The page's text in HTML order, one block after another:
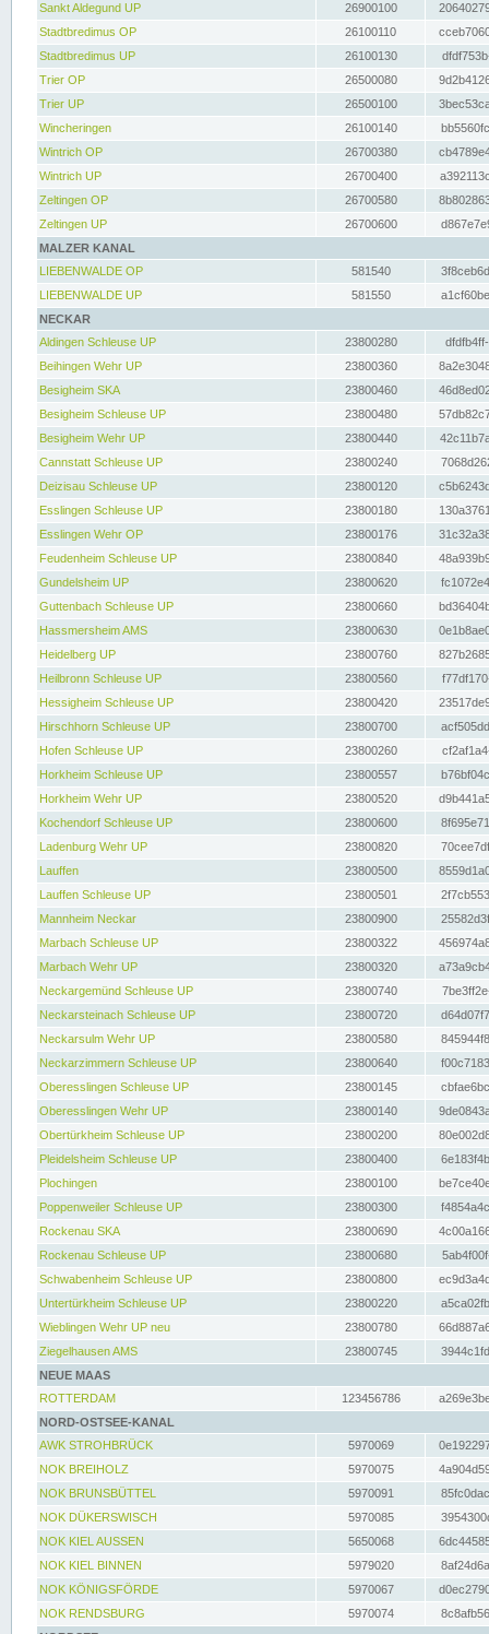
Sankt Aldegund UP
26900100
Stadtbredimus OP
26100110
Stadtbredimus UP
26100130
Trier OP
26500080
Trier UP
26500100
Wincheringen
26100140
Wintrich OP
26700380
Wintrich UP
26700400
Zeltingen OP
26700580
Zeltingen UP
26700600
MALZER KANAL
LIEBENWALDE OP
581540
LIEBENWALDE UP
581550
NECKAR
Aldingen Schleuse UP
23800280
Beihingen Wehr UP
23800360
Besigheim SKA
23800460
Besigheim Schleuse UP
23800480
Besigheim Wehr UP
23800440
Cannstatt Schleuse UP
23800240
Deizisau Schleuse UP
23800120
Esslingen Schleuse UP
23800180
Esslingen Wehr OP
23800176
Feudenheim Schleuse UP
23800840
Gundelsheim UP
23800620
Guttenbach Schleuse UP
23800660
Hassmersheim AMS
23800630
Heidelberg UP
23800760
Heilbronn Schleuse UP
23800560
Hessigheim Schleuse UP
23800420
Hirschhorn Schleuse UP
23800700
Hofen Schleuse UP
23800260
Horkheim Schleuse UP
23800557
Horkheim Wehr UP
23800520
Kochendorf Schleuse UP
23800600
Ladenburg Wehr UP
23800820
Lauffen
23800500
Lauffen Schleuse UP
23800501
Mannheim Neckar
23800900
Marbach Schleuse UP
23800322
Marbach Wehr UP
23800320
Neckargemünd Schleuse UP
23800740
Neckarsteinach Schleuse UP
23800720
Neckarsulm Wehr UP
23800580
Neckarzimmern Schleuse UP
23800640
Oberesslingen Schleuse UP
23800145
Oberesslingen Wehr UP
23800140
Obertürkheim Schleuse UP
23800200
Pleidelsheim Schleuse UP
23800400
Plochingen
23800100
Poppenweiler Schleuse UP
23800300
Rockenau SKA
23800690
Rockenau Schleuse UP
23800680
Schwabenheim Schleuse UP
23800800
Untertürkheim Schleuse UP
23800220
Wieblingen Wehr UP neu
23800780
Ziegelhausen AMS
23800745
NEUE MAAS
ROTTERDAM
123456786
NORD-OSTSEE-KANAL
AWK STROHBRÜCK
5970069
NOK BREIHOLZ
5970075
NOK BRUNSBÜTTEL
5970091
NOK DÜKERSWISCH
5970085
NOK KIEL AUSSEN
5650068
NOK KIEL BINNEN
5979020
NOK KÖNIGSFÖRDE
5970067
NOK RENDSBURG
5970074